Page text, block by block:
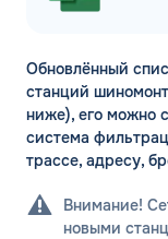
Обновлённый
станций
ниже), его можно
система
трассе, адресу,
Внимание!
новыми